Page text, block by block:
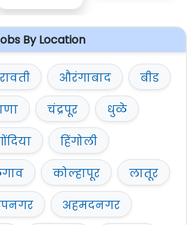
By Location
औरंगाबाद
बीड
चंद्रपूर
धुळे
हिंगोली
कोल्हापूर
लातूर
अहमदनगर